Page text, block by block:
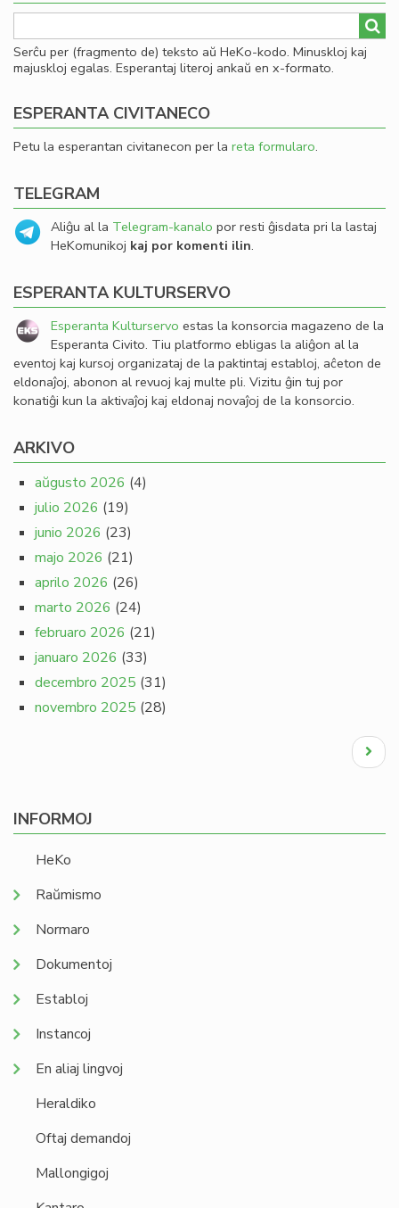
Serĉu per (fragmento de) teksto aŭ HeKo-kodo. Minuskloj kaj
majuskloj egalas. Esperantaj literoj ankaŭ en x-formato.
ESPERANTA CIVITANECO
Petu la esperantan civitanecon per la reta formularo.
TELEGRAM
Aliĝu al la Telegram-kanalo por resti ĝisdata pri la lastaj
HeKomunikoj kaj por komenti ilin.
ESPERANTA KULTURSERVO
Esperanta Kulturservo estas la konsorcia magazeno de la
Esperanta Civito. Tiu platformo ebligas la aliĝon al la
eventoj kaj kursoj organizataj de la paktintaj establoj, aĉeton de
eldonaĵoj, abonon al revuoj kaj multe pli. Vizitu ĝin tuj por
konatiĝi kun la aktivaĵoj kaj eldonaj novaĵoj de la konsorcio.
ARKIVO
aŭgusto 2026 (4)
julio 2026 (19)
junio 2026 (23)
majo 2026 (21)
aprilo 2026 (26)
marto 2026 (24)
februaro 2026 (21)
januaro 2026 (33)
decembro 2025 (31)
novembro 2025 (28)
Next
page
INFORMOJ
HeKo
Raŭmismo
Normaro
Dokumentoj
Establoj
Instancoj
En aliaj lingvoj
Heraldiko
Oftaj demandoj
Mallongigoj